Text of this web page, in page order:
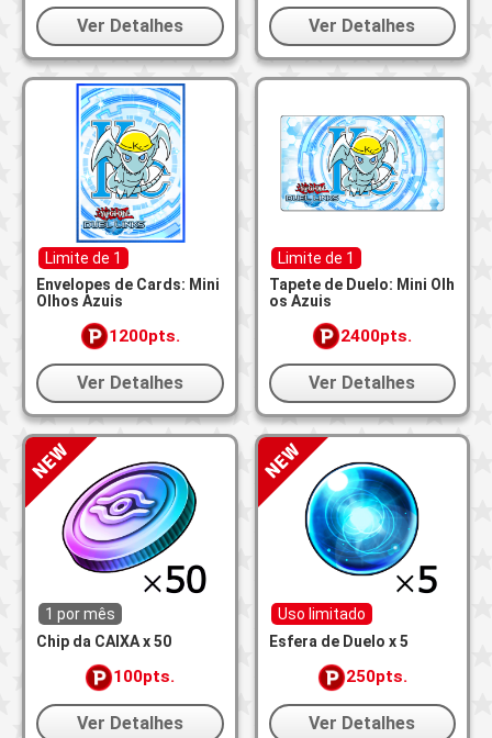
Ver Detalhes Ver Detalhes
Limite de 1
Envelopes de Cards: Mini
Olhos Azuis
1200pts.
Ver Detalhes
Limite de 1
Tapete de Duelo: Mini Olh
os Azuis
2400pts.
Ver Detalhes
1 por mês
Chip da CAIXA x 50
100pts.
Ver Detalhes
Uso limitado
Esfera de Duelo x 5
250pts.
Ver Detalhes